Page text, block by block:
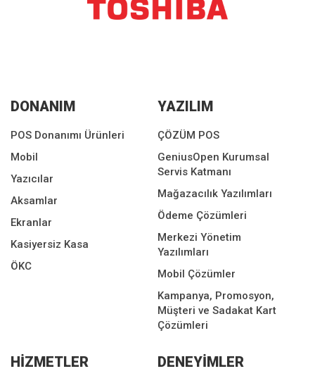
DONANIM
POS Donanımı Ürünleri
Mobil
Yazıcılar
Aksamlar
Ekranlar
Kasiyersiz Kasa
ÖKC
YAZILIM
ÇÖZÜM POS
GeniusOpen Kurumsal
Servis Katmanı
Mağazacılık Yazılımları
Ödeme Çözümleri
Merkezi Yönetim
Yazılımları
Mobil Çözümler
Kampanya, Promosyon,
Müşteri ve Sadakat Kart
Çözümleri
HİZMETLER DENEYİMLER